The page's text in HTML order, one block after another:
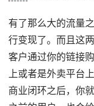
有了那么大的流量
行变现了。而且这
客户通过你的链接
上或者是外卖平台
商业闭环之后，你